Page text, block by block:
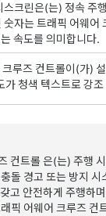
스크린은(는) 정속 주
숫자는트래픽 어웨어
속도를 의미합니다.
루즈 컨트롤이(가)
가 청색 텍스트로 강
컨트롤 은(는) 주행
돌 경고 또는 방지 시
고 안전하게 주행하
픽 어웨어 크루즈 컨